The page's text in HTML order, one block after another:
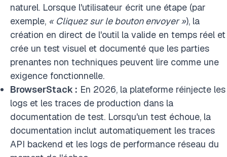
naturel. Lorsque l'utilisateur écrit une étape (par
exemple, « Cliquez sur le bouton envoyer »), la
création en direct de l'outil la valide en temps réel et
crée un test visuel et documenté que les parties
prenantes non techniques peuvent lire comme une
exigence fonctionnelle.
BrowserStack : En 2026, la plateforme réinjecte les
logs et les traces de production dans la
documentation de test. Lorsqu'un test échoue, la
documentation inclut automatiquement les traces
API backend et les logs de performance réseau du